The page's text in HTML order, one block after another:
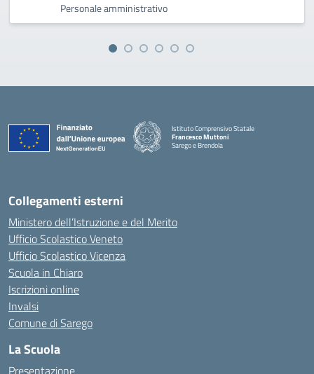
Personale amministrativo
Istituto Comprensivo Statale
Francesco Muttoni
Sarego e Brendola
— Visita la pagina iniziale della scuola
Collegamenti esterni
Ministero dell’Istruzione e del Merito
Ufficio Scolastico Veneto
Ufficio Scolastico Vicenza
Scuola in Chiaro
Iscrizioni online
Invalsi
Comune di Sarego
La Scuola
Presentazione